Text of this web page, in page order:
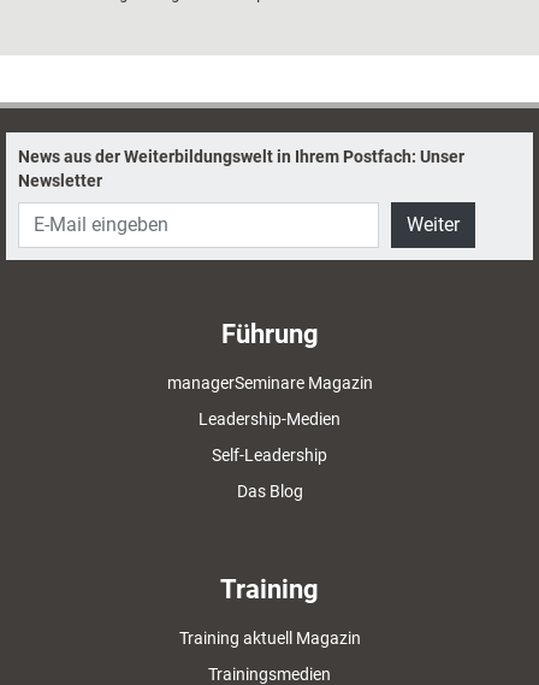
News aus der Weiterbildungswelt in Ihrem Postfach: Unser
Newsletter
Weiter
Führung
managerSeminare Magazin
Leadership-Medien
Self-Leadership
Das Blog
Training
Training aktuell Magazin
Trainingsmedien